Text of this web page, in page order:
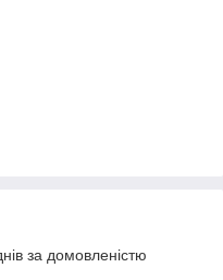
за домовленістю